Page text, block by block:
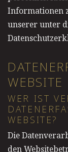
Informationen
unserer unter
WEBSITE
WER IST
WEBSITE?
Die
den